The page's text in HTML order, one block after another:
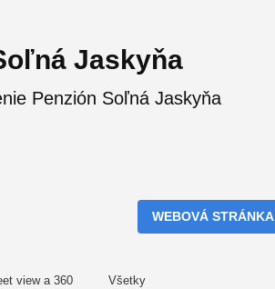
Jaskyňa
Penzión Soľná Jaskyňa
WEBOVÁ STRÁNKA
view a 360 Všetky